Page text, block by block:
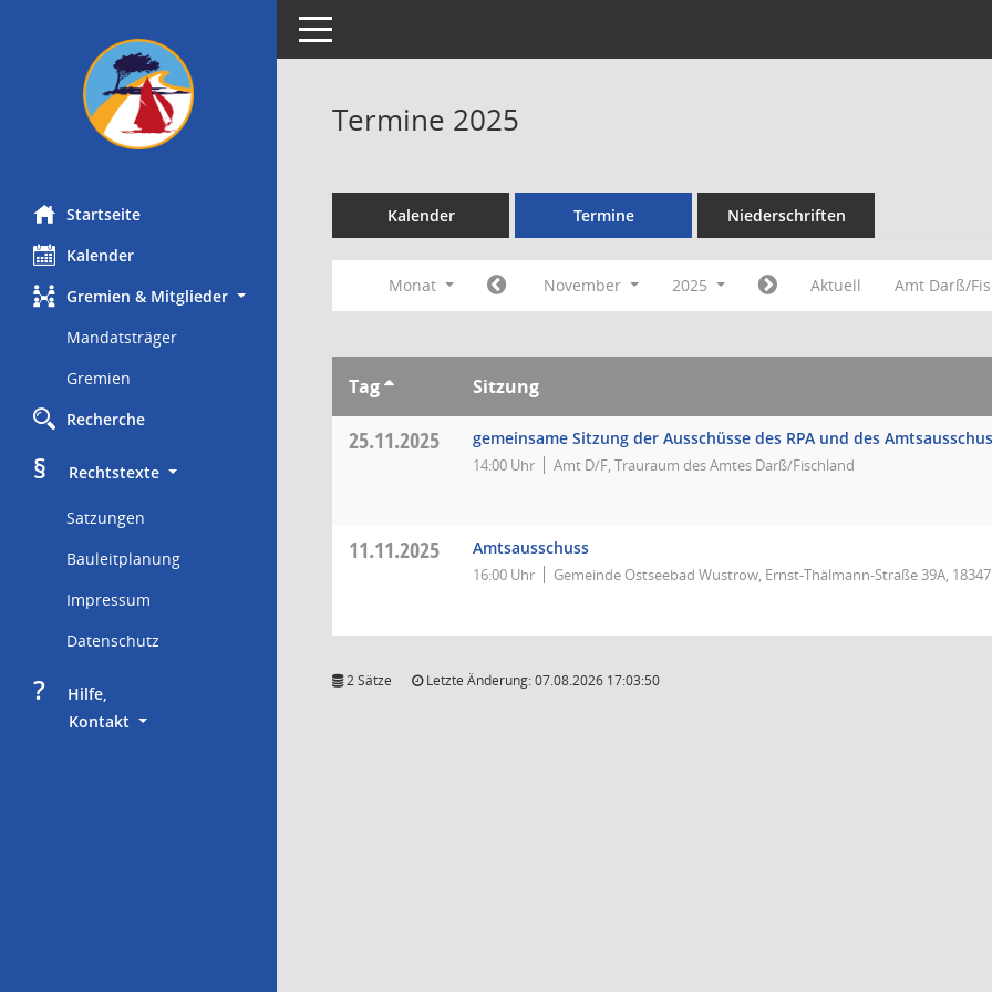
Startseite
Kalender
Gremien & Mitglieder
Mandatsträger
Gremien
Recherche
§
     Rechtstexte
Satzungen
Bauleitplanung
Impressum
Datenschutz
?
     Hilfe,
Kontakt
Toggle navigation
Termine 2025
Kalender Termine Niederschriften
Monat November 2025 Aktuell Amt Darß/
Tag Sitzung
25.11.2025 gemeinsame Sitzung der Ausschüsse des RPA und des
14:00 Uhr Amt D/F, Trauraum des Amtes Darß/Fischland
11.11.2025 Amtsausschuss
16:00 Uhr Gemeinde Ostseebad Wustrow, Ernst-Thälmann-Straße 39A,
2 Sätze Letzte Änderung: 07.08.2026 17:03:50